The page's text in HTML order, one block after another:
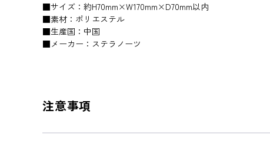
■サイズ：約H70mm×W170mm×D70mm以内
■素材：ポリエステル
■生産国：中国
■メーカー：ステラノーツ
注意事項